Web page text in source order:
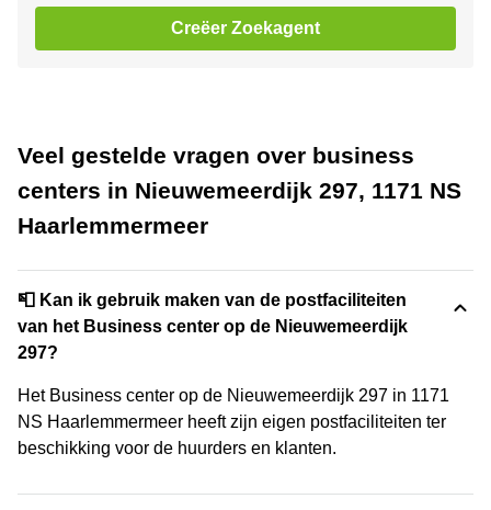
Creëer Zoekagent
Veel gestelde vragen over business
centers in Nieuwemeerdijk 297, 1171 NS
Haarlemmermeer
📮 Kan ik gebruik maken van de postfaciliteiten
van het Business center op de Nieuwemeerdijk
297?
Het Business center op de Nieuwemeerdijk 297 in 1171
NS Haarlemmermeer heeft zijn eigen postfaciliteiten ter
beschikking voor de huurders en klanten.